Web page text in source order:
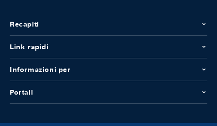
Recapiti
Link rapidi
Informazioni per
Portali